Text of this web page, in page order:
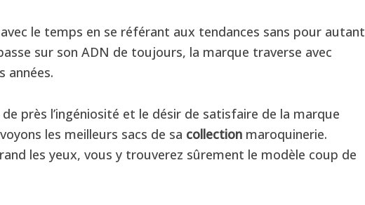
le temps en se référant aux tendances sans pour autant
sur son ADN de toujours, la marque traverse avec
années.
près l’ingéniosité et le désir de satisfaire de la marque
les meilleurs sacs de sa collection maroquinerie.
les yeux, vous y trouverez sûrement le modèle coup de